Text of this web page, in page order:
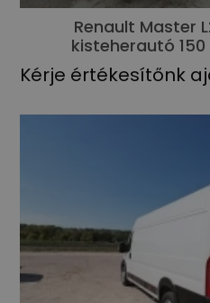
Renault Master
kisteherautó
Kérje értékesítőnk